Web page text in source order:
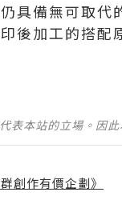
具備無可取
後加工的搭
表本站的立場。因
創作有價企劃》